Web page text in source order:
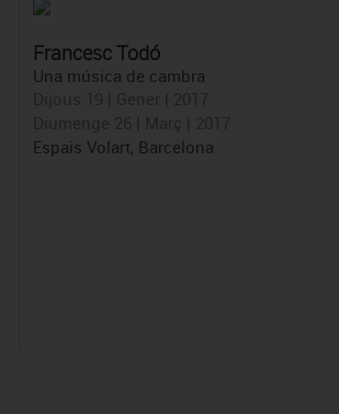
Francesc Todó
Una música de cambra
Espais Volart, Barcelona